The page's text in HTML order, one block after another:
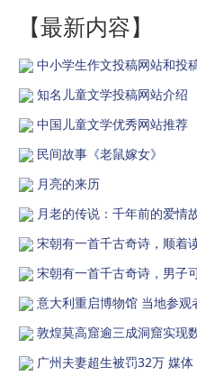
【最新内容】
中小学生作文投稿网站和投
知名儿童文学投稿网站介绍
中国儿童文学优秀网站推荐
民间故事《老鼠嫁女》
月亮的来历
月老的传说：千年前的爱情
宋朝有一首千古奇诗，顺着
宋朝有一首千古奇诗，男子
意大利重启博物馆 当地参观
敦煌莫高窟逾三成洞窟实现
广州夫妻超生被罚32万 媒体